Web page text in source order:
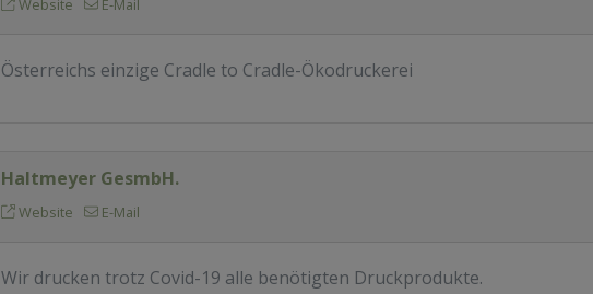
Österreichs einzige Cradle to Cradle-Ökodruckerei
Haltmeyer GesmbH.
Website E-Mail
Wir drucken trotz Covid-19 alle benötigten Druckprodukte.